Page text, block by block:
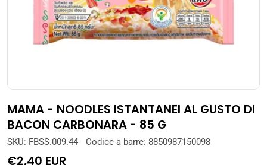
MAMA - NOODLES ISTANTANEI AL GUSTO DI
BACON CARBONARA - 85 G
SKU: FBSS.009.44 Codice a barre: 8850987150098
Prezzo
€2,40 EUR